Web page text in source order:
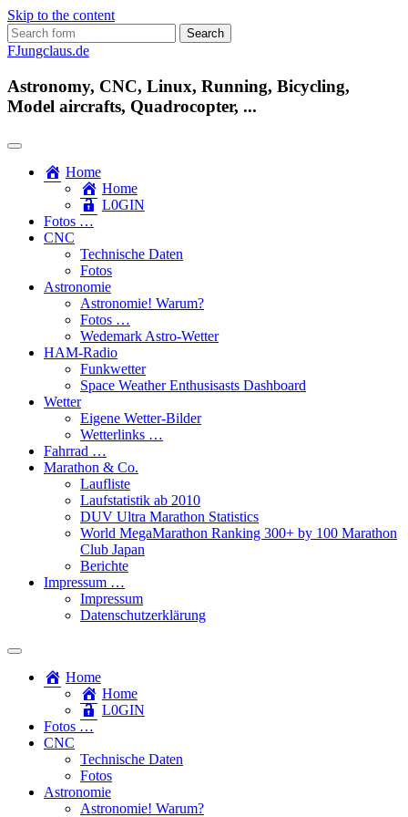
Skip to the content
Search
for:
FJungclaus.de
Astronomy, CNC, Linux, Running, Bicycling,
Model aircrafts, Quadrocopter, ...
Home
Home
L​0​​GIN
Fotos …
CNC
Technische Daten
Fotos
Astronomie
Astronomie! Warum?
Fotos …
Wedemark Astro-Wetter
HAM-Radio
Funkwetter
Space Weather Enthusisasts Dashboard
Wetter
Eigene Wetter-Bilder
Wetterlinks …
Fahrrad …
Marathon & Co.
Laufliste
Laufstatistik ab 2010
DUV Ultra Marathon Statistics
World MegaMarathon Ranking 300+ by 100 Marathon
Club Japan
Berichte
Impressum …
Impressum
Datenschutzerklärung
Toggle
search
field
Home
Home
L​0​​GIN
Fotos …
CNC
Technische Daten
Fotos
Astronomie
Astronomie! Warum?